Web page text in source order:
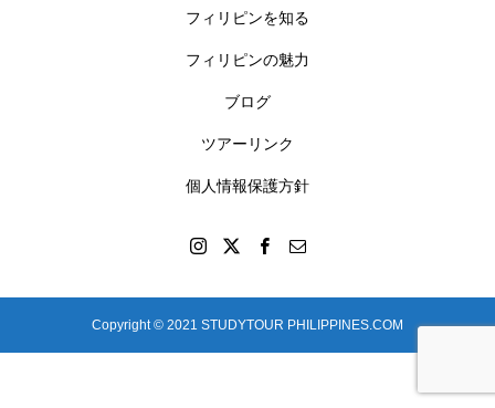
フィリピンを知る
フィリピンの魅力
ブログ
ツアーリンク
個人情報保護方針
Copyright © 2021 STUDYTOUR PHILIPPINES.COM